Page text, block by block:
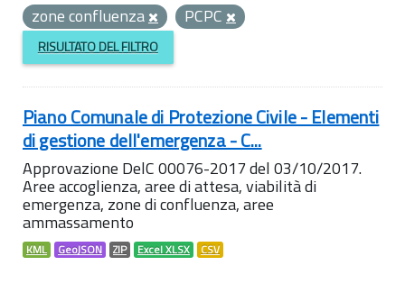
zone confluenza
PCPC
RISULTATO DEL FILTRO
Piano Comunale di Protezione Civile - Elementi
di gestione dell'emergenza - C...
Approvazione DelC 00076-2017 del 03/10/2017.
Aree accoglienza, aree di attesa, viabilità di
emergenza, zone di confluenza, aree
ammassamento
KML GeoJSON ZIP Excel XLSX CSV